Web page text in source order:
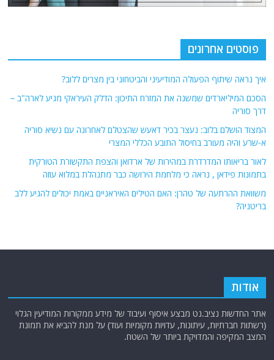
פוסטים אחרונים
איך נראה שיתוף הפעולה המודיעיני והביטחוני בין מצרים ללוב?
הסכם המיליארדים שמשנה את המזרח התיכון: הדלק העיראקי מגיע לארה"ב –
דרך סוריה
המצוד הושלם בלוב: נעצר בכיר דאעש שהצטלם לאחרונה עם נשיא סוריה
א-שרע והיה מעורב בחיסול התובע הכללי המצרי
לאור בריאותו המדרדרת במהירות של ארדואן והצפת התקשורת הטורקית
בתמונות פידאן , נראה כי מלחמת הירושה כבר מתנהלת במלוא עוזה
משוואת ההרתעה של טהרן: האם הטילים האיראניים באמת יכולים להגיע ללב
בריטניה?
אודות
אתר החדשות נציב.נט מבצע איסוף ועיבוד של מידע ממקורות המודיעין הגלוי
(רשתות חברתיות, עיתונות, עדויות מקומיות ועוד) על מנת להביא את תמונת
המצב המקיפה והמדויקת ביותר של השטח.